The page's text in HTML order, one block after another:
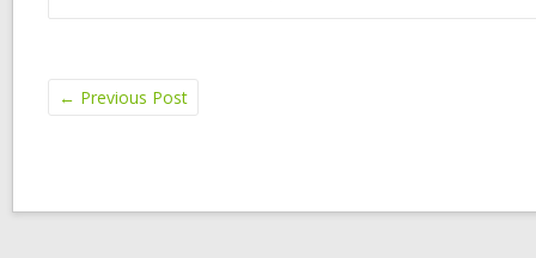
← Previous Post